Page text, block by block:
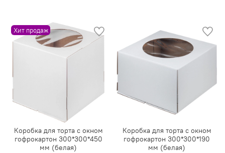
Хит продаж
Коробка для торта с окном
гофрокартон 300*300*450
мм (белая)
Коробка для торта с окном
гофрокартон 300*300*190
мм (белая)